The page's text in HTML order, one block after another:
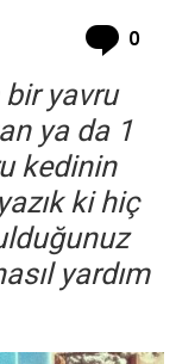
0
yavru
ya da 1
kedinin
ki hiç
yardım